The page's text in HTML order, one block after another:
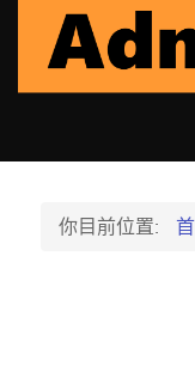
你目前位置: